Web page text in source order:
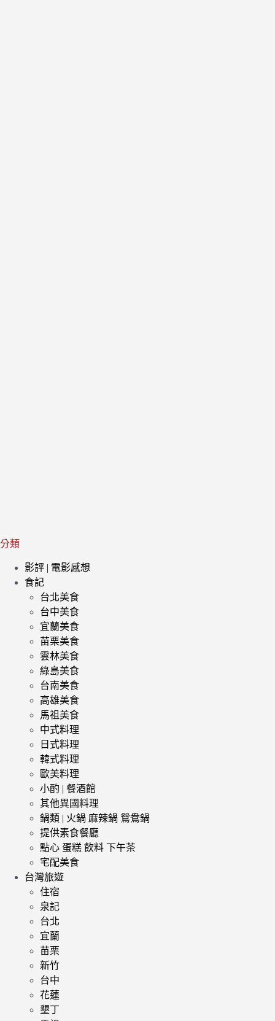
分類
影評 | 電影感想
食記
台北美食
台中美食
宜蘭美食
苗栗美食
雲林美食
綠島美食
台南美食
高雄美食
馬祖美食
中式料理
日式料理
韓式料理
歐美料理
小酌 | 餐酒館
其他異國料理
鍋類 | 火鍋 麻辣鍋 鴛鴦鍋
提供素食餐廳
點心 蛋糕 飲料 下午茶
宅配美食
台灣旅遊
住宿
泉記
台北
宜蘭
苗栗
新竹
台中
花蓮
墾丁